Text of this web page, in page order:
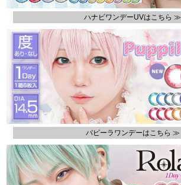
ハナビワンデーUVはこちら ≫
パピーラワンデーはこちら ≫